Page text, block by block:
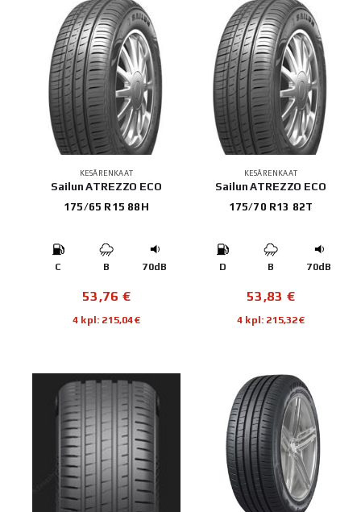
KESÄRENKAAT
Sailun ATREZZO ECO
175/65 R15 88H
C B 70dB
53,76 €
4 kpl: 215,04€
KESÄRENKAAT
Sailun ATREZZO ECO
175/70 R13 82T
D B 70dB
53,83 €
4 kpl: 215,32€